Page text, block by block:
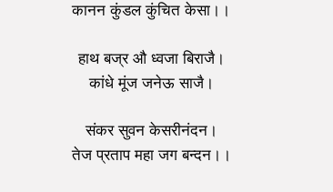
कानन कुंडल कुंचित केसा।।
हाथ बज्र औ ध्वजा बिराजै।
कांधे मूंज जनेऊ साजै।
संकर सुवन केसरीनंदन।
तेज प्रताप महा जग बन्दन।।